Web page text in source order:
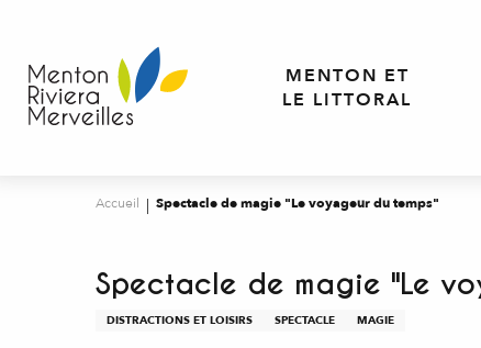
contenu
principal
MENTON ET
LE LITTORAL
Accueil Spectacle de magie "Le voyageur du temps"
Spectacle de magie "Le
DISTRACTIONS ET LOISIRS SPECTACLE MAGIE